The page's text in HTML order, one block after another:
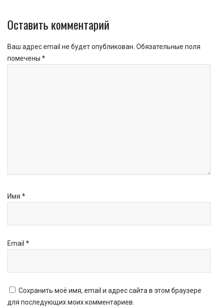
Оставить комментарий
Ваш адрес email не будет опубликован. Обязательные поля
помечены *
Имя *
Email *
Сохранить моё имя, email и адрес сайта в этом браузере
для последующих моих комментариев.